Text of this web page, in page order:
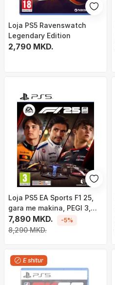
Loja PS5 Ravenswatch
Legendary Edition
2,790 MKD.
Loja PS5 EA Sports F1 25,
gara me makina, PEGI 3,
shumëngjyrëshe
7,890 MKD.
8,290 MKD.
-5%
E shitur